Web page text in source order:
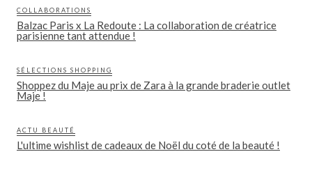
COLLABORATIONS
Balzac Paris x La Redoute : La collaboration de créatrice
parisienne tant attendue !
SÉLECTIONS SHOPPING
Shoppez du Maje au prix de Zara à la grande braderie outlet
Maje !
ACTU BEAUTÉ
L'ultime wishlist de cadeaux de Noël du coté de la beauté !